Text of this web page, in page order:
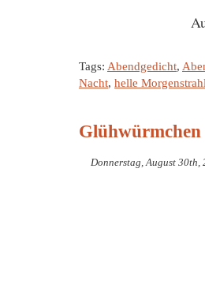
Tags: Abendgedicht,
Nacht, helle Morgenstrahl
Glühwürmchen
Donnerstag, August 30th,